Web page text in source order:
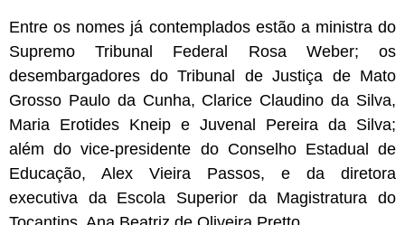
Entre os nomes já contemplados estão a ministra do
Supremo Tribunal Federal Rosa Weber; os
desembargadores do Tribunal de Justiça de Mato
Grosso Paulo da Cunha, Clarice Claudino da Silva,
Maria Erotides Kneip e Juvenal Pereira da Silva;
além do vice-presidente do Conselho Estadual de
Educação, Alex Vieira Passos, e da diretora
executiva da Escola Superior da Magistratura do